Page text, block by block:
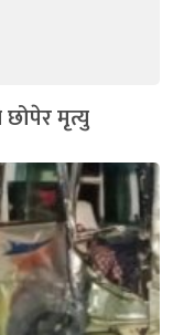
छोपेर मृत्यु